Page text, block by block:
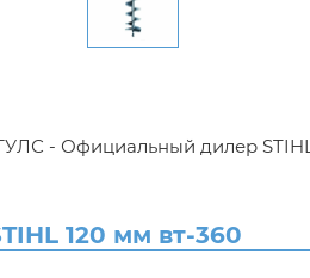
- Официальный дилер
120 мм вт-360